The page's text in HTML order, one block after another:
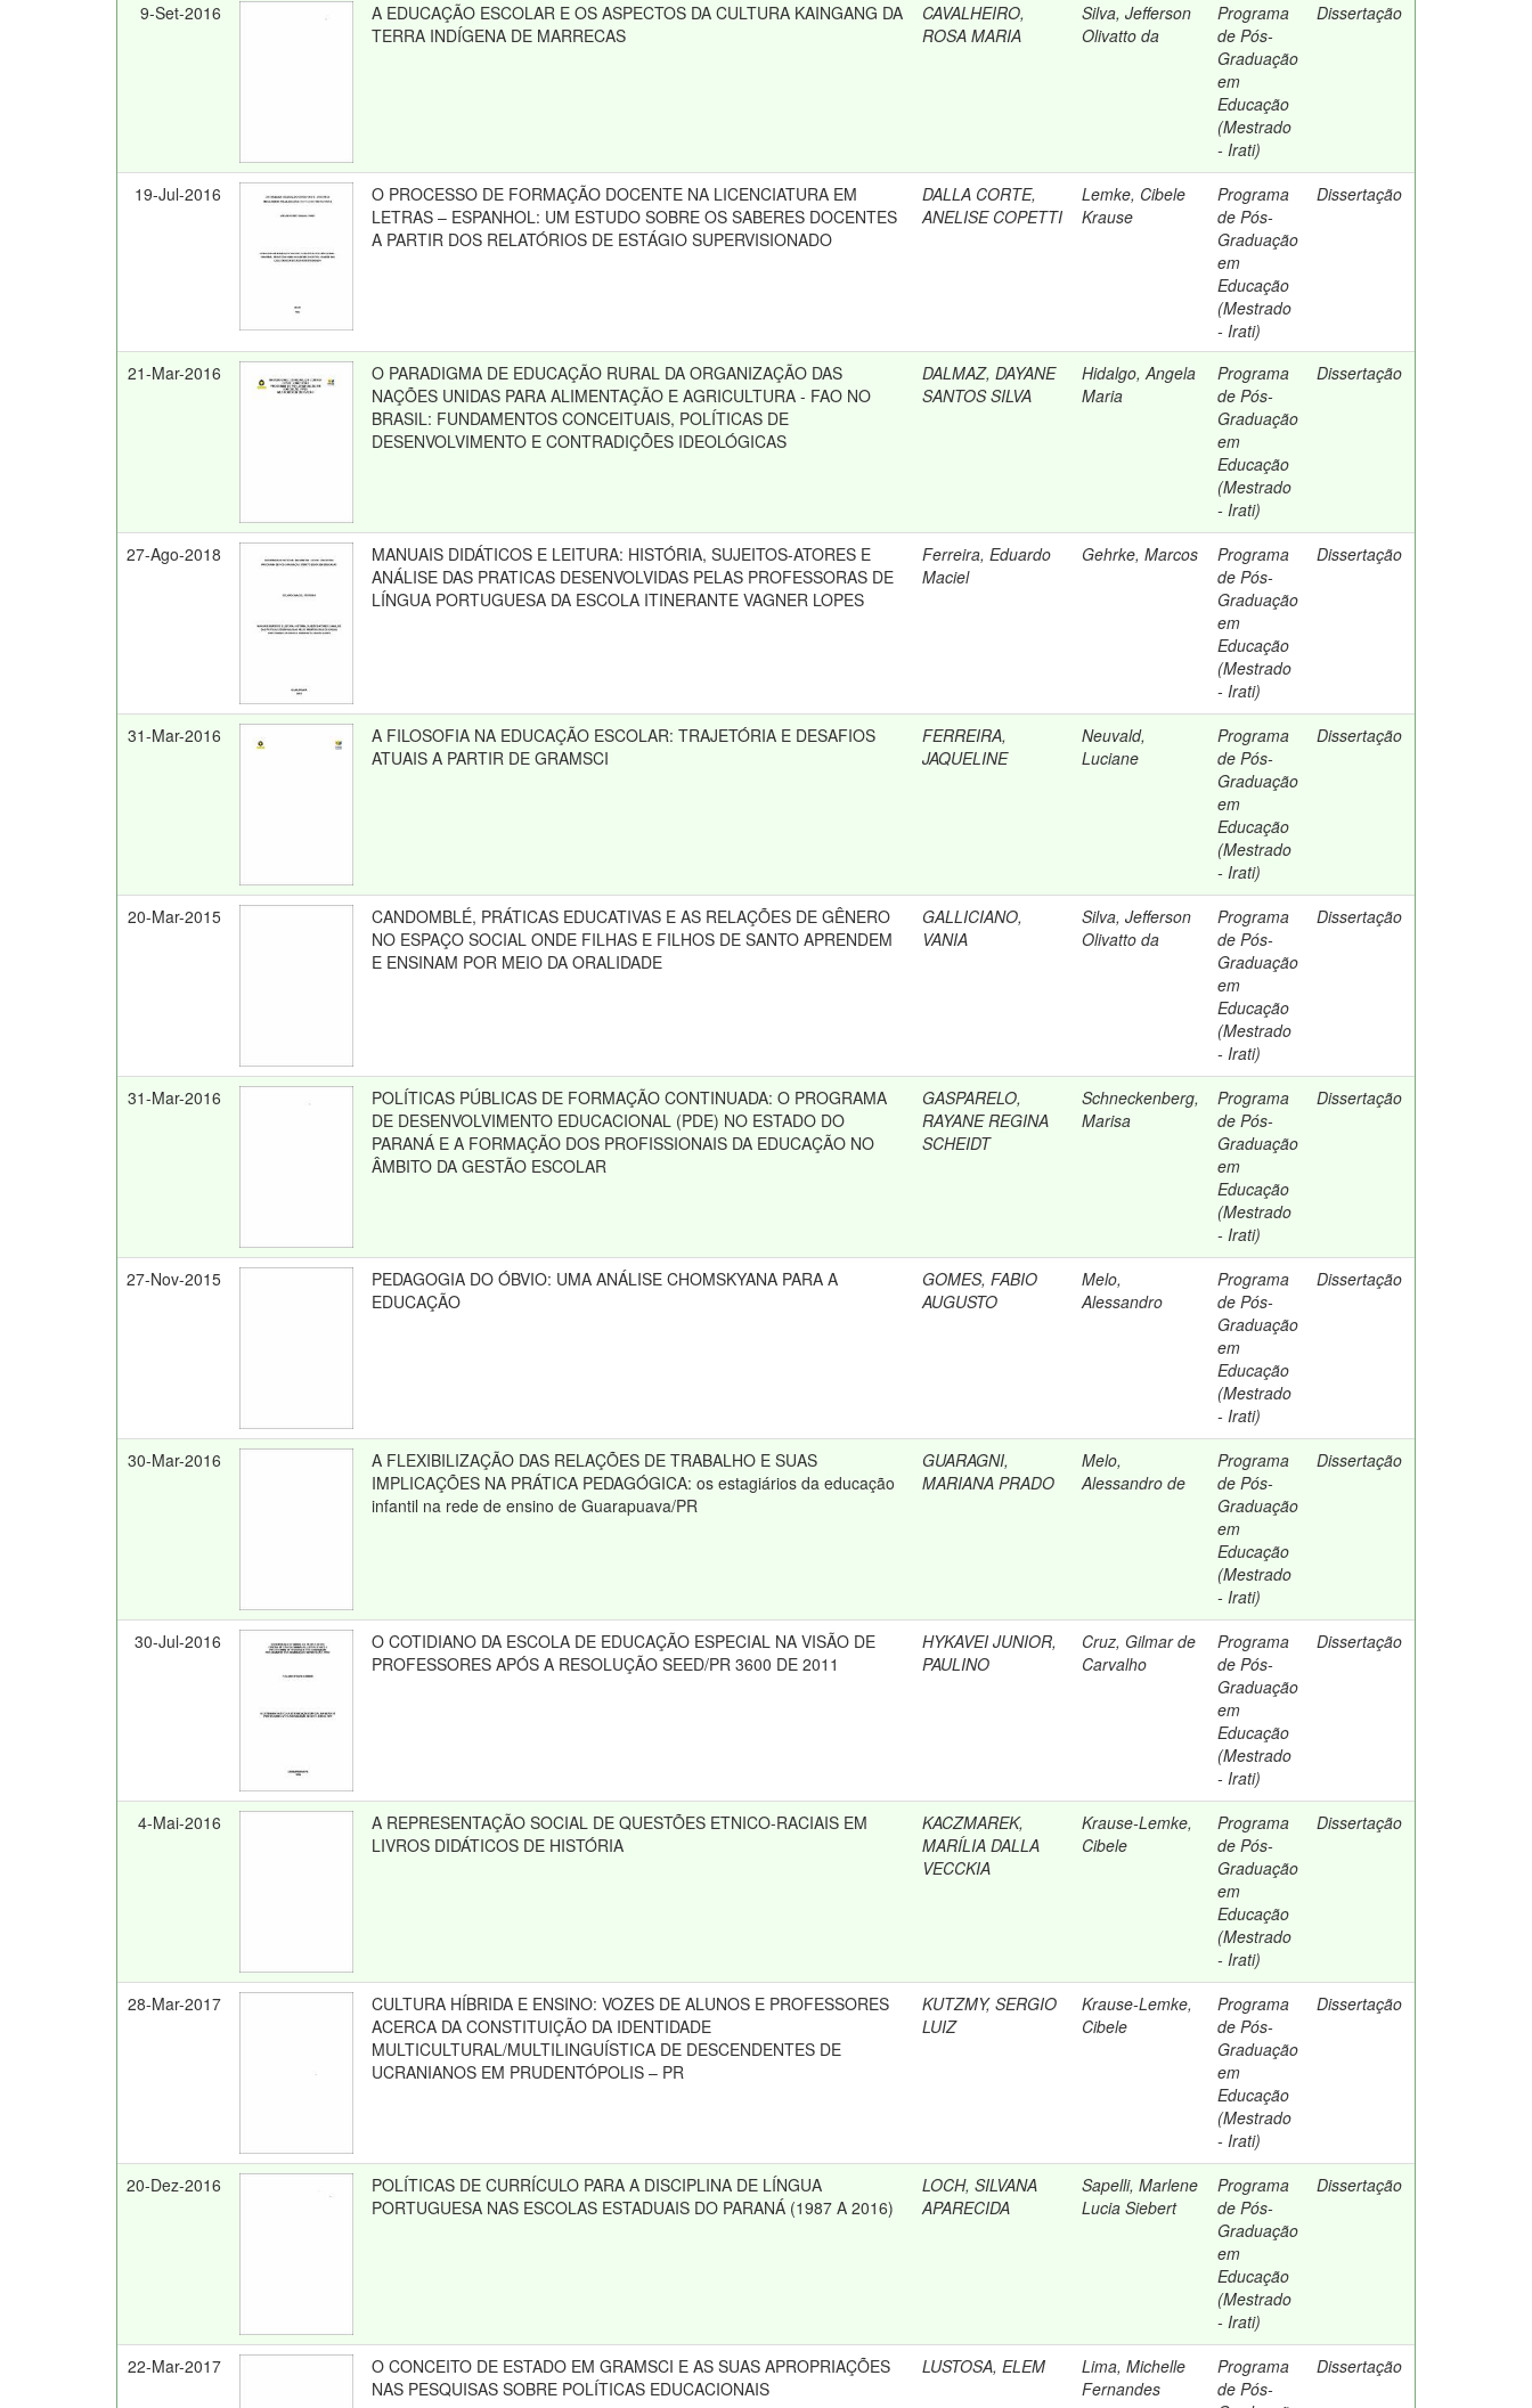
9-Set-2016
A EDUCAÇÃO ESCOLAR E OS ASPECTOS DA CULTURA KAINGANG DA
TERRA INDÍGENA DE MARRECAS
CAVALHEIRO,
ROSA MARIA
Silva, Jefferson
Olivatto da
Programa
de Pós-
Graduação
em
Educação
(Mestrado
- Irati)
Dissertação
19-Jul-2016
O PROCESSO DE FORMAÇÃO DOCENTE NA LICENCIATURA EM
LETRAS – ESPANHOL: UM ESTUDO SOBRE OS SABERES DOCENTES
A PARTIR DOS RELATÓRIOS DE ESTÁGIO SUPERVISIONADO
DALLA CORTE,
ANELISE COPETTI
Lemke, Cibele
Krause
Programa
de Pós-
Graduação
em
Educação
(Mestrado
- Irati)
Dissertação
21-Mar-2016
O PARADIGMA DE EDUCAÇÃO RURAL DA ORGANIZAÇÃO DAS
NAÇÕES UNIDAS PARA ALIMENTAÇÃO E AGRICULTURA - FAO NO
BRASIL: FUNDAMENTOS CONCEITUAIS, POLÍTICAS DE
DESENVOLVIMENTO E CONTRADIÇÕES IDEOLÓGICAS
DALMAZ, DAYANE
SANTOS SILVA
Hidalgo, Angela
Maria
Programa
de Pós-
Graduação
em
Educação
(Mestrado
- Irati)
Dissertação
27-Ago-2018
MANUAIS DIDÁTICOS E LEITURA: HISTÓRIA, SUJEITOS-ATORES E
ANÁLISE DAS PRATICAS DESENVOLVIDAS PELAS PROFESSORAS DE
LÍNGUA PORTUGUESA DA ESCOLA ITINERANTE VAGNER LOPES
Ferreira, Eduardo
Maciel
Gehrke, Marcos
Programa
de Pós-
Graduação
em
Educação
(Mestrado
- Irati)
Dissertação
31-Mar-2016
A FILOSOFIA NA EDUCAÇÃO ESCOLAR: TRAJETÓRIA E DESAFIOS
ATUAIS A PARTIR DE GRAMSCI
FERREIRA,
JAQUELINE
Neuvald,
Luciane
Programa
de Pós-
Graduação
em
Educação
(Mestrado
- Irati)
Dissertação
20-Mar-2015
CANDOMBLÉ, PRÁTICAS EDUCATIVAS E AS RELAÇÕES DE GÊNERO
NO ESPAÇO SOCIAL ONDE FILHAS E FILHOS DE SANTO APRENDEM
E ENSINAM POR MEIO DA ORALIDADE
GALLICIANO,
VANIA
Silva, Jefferson
Olivatto da
Programa
de Pós-
Graduação
em
Educação
(Mestrado
- Irati)
Dissertação
31-Mar-2016
POLÍTICAS PÚBLICAS DE FORMAÇÃO CONTINUADA: O PROGRAMA
DE DESENVOLVIMENTO EDUCACIONAL (PDE) NO ESTADO DO
PARANÁ E A FORMAÇÃO DOS PROFISSIONAIS DA EDUCAÇÃO NO
ÂMBITO DA GESTÃO ESCOLAR
GASPARELO,
RAYANE REGINA
SCHEIDT
Schneckenberg,
Marisa
Programa
de Pós-
Graduação
em
Educação
(Mestrado
- Irati)
Dissertação
27-Nov-2015
PEDAGOGIA DO ÓBVIO: UMA ANÁLISE CHOMSKYANA PARA A
EDUCAÇÃO
GOMES, FABIO
AUGUSTO
Melo,
Alessandro
Programa
de Pós-
Graduação
em
Educação
(Mestrado
- Irati)
Dissertação
30-Mar-2016
A FLEXIBILIZAÇÃO DAS RELAÇÕES DE TRABALHO E SUAS
IMPLICAÇÕES NA PRÁTICA PEDAGÓGICA: os estagiários da educação
infantil na rede de ensino de Guarapuava/PR
GUARAGNI,
MARIANA PRADO
Melo,
Alessandro de
Programa
de Pós-
Graduação
em
Educação
(Mestrado
- Irati)
Dissertação
30-Jul-2016
O COTIDIANO DA ESCOLA DE EDUCAÇÃO ESPECIAL NA VISÃO DE
PROFESSORES APÓS A RESOLUÇÃO SEED/PR 3600 DE 2011
HYKAVEI JUNIOR,
PAULINO
Cruz, Gilmar de
Carvalho
Programa
de Pós-
Graduação
em
Educação
(Mestrado
- Irati)
Dissertação
4-Mai-2016
A REPRESENTAÇÃO SOCIAL DE QUESTÕES ETNICO-RACIAIS EM
LIVROS DIDÁTICOS DE HISTÓRIA
KACZMAREK,
MARÍLIA DALLA
VECCKIA
Krause-Lemke,
Cibele
Programa
de Pós-
Graduação
em
Educação
(Mestrado
- Irati)
Dissertação
28-Mar-2017
CULTURA HÍBRIDA E ENSINO: VOZES DE ALUNOS E PROFESSORES
ACERCA DA CONSTITUIÇÃO DA IDENTIDADE
MULTICULTURAL/MULTILINGUÍSTICA DE DESCENDENTES DE
UCRANIANOS EM PRUDENTÓPOLIS – PR
KUTZMY, SERGIO
LUIZ
Krause-Lemke,
Cibele
Programa
de Pós-
Graduação
em
Educação
(Mestrado
- Irati)
Dissertação
20-Dez-2016
POLÍTICAS DE CURRÍCULO PARA A DISCIPLINA DE LÍNGUA
PORTUGUESA NAS ESCOLAS ESTADUAIS DO PARANÁ (1987 A 2016)
LOCH, SILVANA
APARECIDA
Sapelli, Marlene
Lucia Siebert
Programa
de Pós-
Graduação
em
Educação
(Mestrado
- Irati)
Dissertação
22-Mar-2017
O CONCEITO DE ESTADO EM GRAMSCI E AS SUAS APROPRIAÇÕES
NAS PESQUISAS SOBRE POLÍTICAS EDUCACIONAIS
LUSTOSA, ELEM
Lima, Michelle
Fernandes
Programa
de Pós-
Dissertação